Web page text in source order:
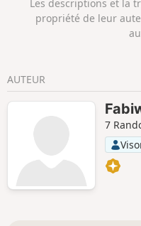
Les descriptions et la
propriété de leur
AUTEUR
7